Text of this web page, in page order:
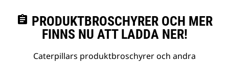
assignment PRODUKTBROSCHYRER OCH MER
FINNS NU ATT LADDA NER!
Caterpillars produktbroschyrer och andra